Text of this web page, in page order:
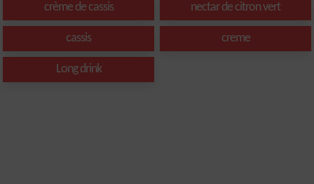
crème de cassis nectar de citron vert
cassis creme
Long drink